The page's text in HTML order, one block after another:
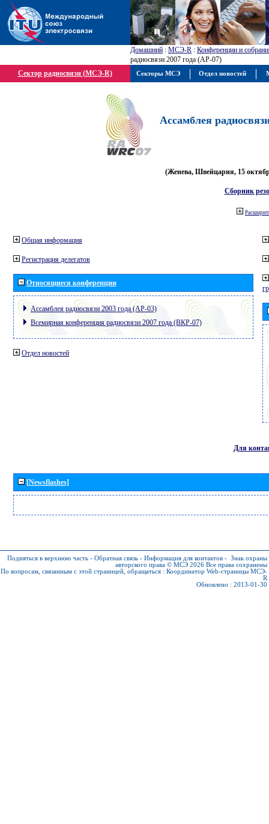
Домашний : МСЭ-R : Конференции и
радиосвязи 2007 года (АР-07)
Сектор радиосвязи (МСЭ-R)
Ассамблея
(Женева, Швейцария, 15
Сборник
Общая информация
Регистрация делегатов
Относящиеся конференции
Ассамблея радиосвязи 2003 года (АР-03)
Всемирная конференция радиосвязи 2007 года (ВКР-07)
Отдел новостей
Для
[Newsflashes]
Подняться в верхнюю часть - Обратная связь - Информация для контактов - Знак охраны
авторского права © МСЭ 2026 Все права сохранены
По вопросам, связанным с этой страницей, обращаться : Координатор Web-страницы МСЭ-
R
Обновлено : 2013-01-30
Секторы МСЭ Отдел новостей